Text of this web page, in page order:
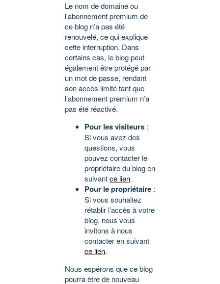
Le nom de domaine ou
l’abonnement premium de
ce blog n’a pas été
renouvelé, ce qui explique
cette interruption. Dans
certains cas, le blog peut
également être protégé par
un mot de passe, rendant
son accès limité tant que
l’abonnement premium n’a
pas été réactivé.
Pour les visiteurs :
Si vous avez des
questions, vous
pouvez contacter le
propriétaire du blog en
suivantce lien.
Pour le propriétaire :
Si vous souhaitez
rétablir l’accès à votre
blog, nous vous
invitons à nous
contacter en suivant
ce lien.
Nous espérons que ce blog
pourra être de nouveau